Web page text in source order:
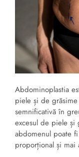
Abdominoplastia
piele și de
semnificativă în
excesul de piele și
abdomenul poate
proporțional și mai